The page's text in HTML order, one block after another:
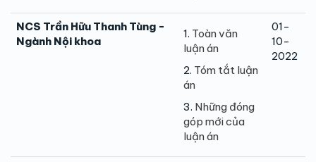
NCS Trần Hữu Thanh Tùng -
Ngành Nội khoa
1. Toàn văn
luận án
2. Tóm tắt luận
án
3. Những đóng
góp mới của
luận án
01-
10-
2022